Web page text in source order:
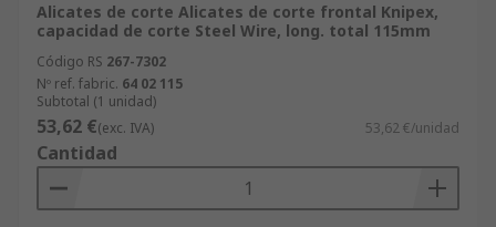
Alicates de corte Alicates de corte frontal Knipex,
capacidad de corte Steel Wire, long. total 115mm
Código RS 267-7302
Nº ref. fabric. 64 02 115
Subtotal (1 unidad)
53,62 €(exc. IVA) 53,62 €/unidad
Cantidad